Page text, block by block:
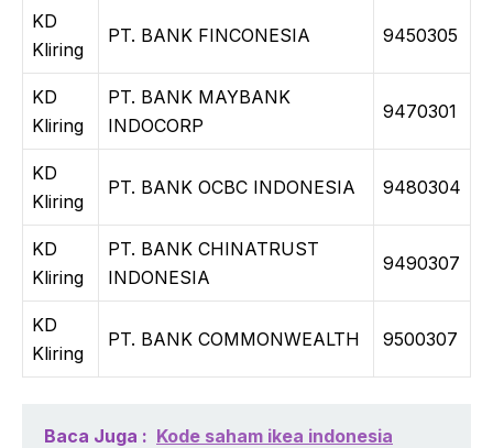
KD
Kliring
PT. BANK FINCONESIA 9450305
KD
Kliring
PT. BANK MAYBANK
INDOCORP
9470301
KD
Kliring
PT. BANK OCBC INDONESIA 9480304
KD
Kliring
PT. BANK CHINATRUST
INDONESIA
9490307
KD
Kliring
PT. BANK COMMONWEALTH 9500307
Baca Juga : Kode saham ikea indonesia